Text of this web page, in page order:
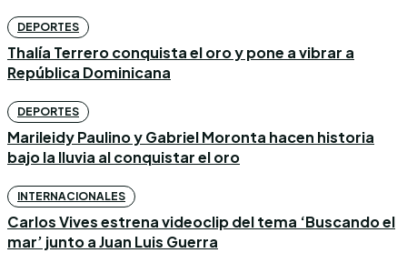
DEPORTES
Thalía Terrero conquista el oro y pone a vibrar a
República Dominicana
DEPORTES
Marileidy Paulino y Gabriel Moronta hacen historia
bajo la lluvia al conquistar el oro
INTERNACIONALES
Carlos Vives estrena videoclip del tema ‘Buscando el
mar’ junto a Juan Luis Guerra